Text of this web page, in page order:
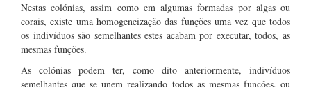
Nestas colónias, assim como em algumas formadas por algas ou
corais, existe uma homogeneização das funções uma vez que todos
os indivíduos são semelhantes estes acabam por executar, todos, as
mesmas funções.
As colónias podem ter, como dito anteriormente, indivíduos
semelhantes que se unem realizando todos as mesmas funções, ou